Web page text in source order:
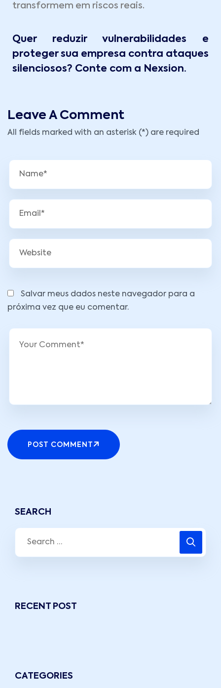
transformem em riscos reais.
Quer reduzir vulnerabilidades e
proteger sua empresa contra ataques
silenciosos? Conte com a Nexsion.
Leave A Comment
All fields marked with an asterisk (*) are required
Salvar meus dados neste navegador para a
próxima vez que eu comentar.
POST COMMENT
SEARCH
RECENT POST
CATEGORIES